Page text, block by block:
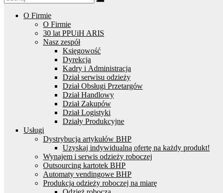
O Firmie
O Firmie
30 lat PPUiH ARIS
Nasz zespół
Księgowość
Dyrekcja
Kadry i Administracja
Dział serwisu odzieży
Dział Obsługi Przetargów
Dział Handlowy
Dział Zakupów
Dział Logistyki
Działy Produkcyjne
Usługi
Dystrybucja artykułów BHP
Uzyskaj indywidualną ofertę na każdy produkt!
Wynajem i serwis odzieży roboczej
Outsourcing kartotek BHP
Automaty vendingowe BHP
Produkcja odzieży roboczej na miarę